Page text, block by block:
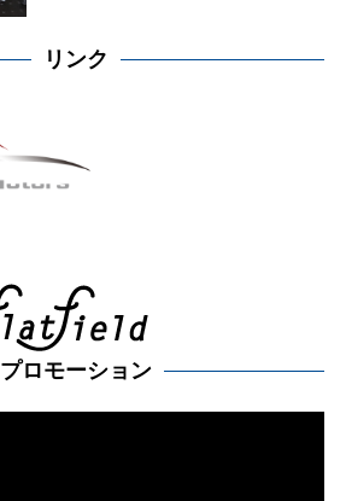
リンク
プロモーション